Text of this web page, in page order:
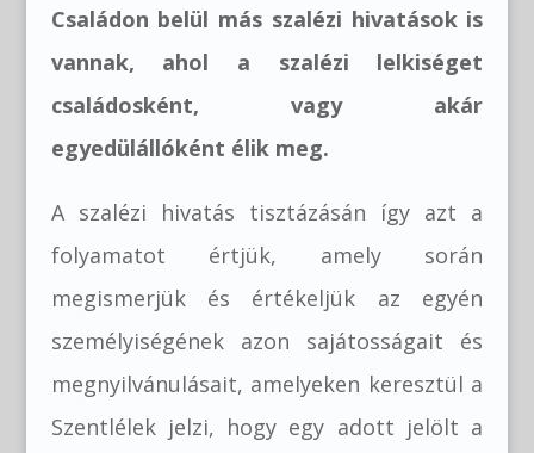
Családon belül más szalézi hivatások is
vannak, ahol a szalézi lelkiséget
családosként, vagy akár
egyedülállóként élik meg.
A szalézi hivatás tisztázásán így azt a
folyamatot értjük, amely során
megismerjük és értékeljük az egyén
személyiségének azon sajátosságait és
megnyilvánulásait, amelyeken keresztül a
Szentlélek jelzi, hogy egy adott jelölt a